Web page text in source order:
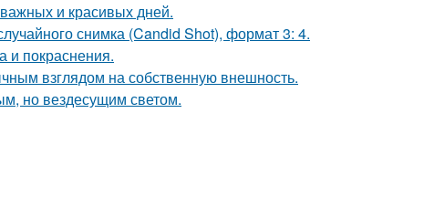
и красивых дней.
снимка (Candid Shot), формат 3: 4.
и покраснения.
взглядом на собственную внешность.
но вездесущим светом.